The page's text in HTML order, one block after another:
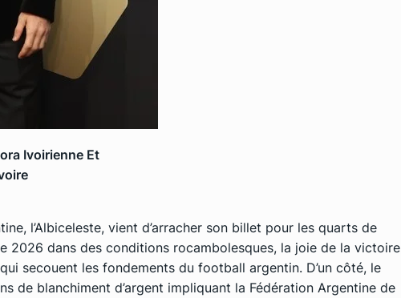
Ivoirienne Et
l’Albiceleste, vient d’arracher son billet pour les quarts de
2026 dans des conditions rocambolesques, la joie de la victoire
secouent les fondements du football argentin. D’un côté, le
de blanchiment d’argent impliquant la Fédération Argentine de